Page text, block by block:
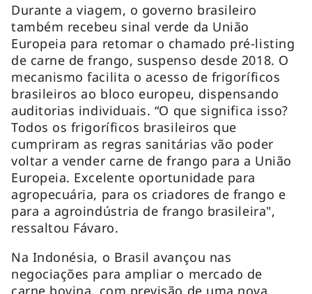
Durante a viagem, o governo brasileiro
também recebeu sinal verde da União
Europeia para retomar o chamado pré-listing
de carne de frango, suspenso desde 2018. O
mecanismo facilita o acesso de frigoríficos
brasileiros ao bloco europeu, dispensando
auditorias individuais. “O que significa isso?
Todos os frigoríficos brasileiros que
cumpriram as regras sanitárias vão poder
voltar a vender carne de frango para a União
Europeia. Excelente oportunidade para
agropecuária, para os criadores de frango e
para a agroindústria de frango brasileira",
ressaltou Fávaro.
Na Indonésia, o Brasil avançou nas
negociações para ampliar o mercado de
carne bovina, com previsão de uma nova